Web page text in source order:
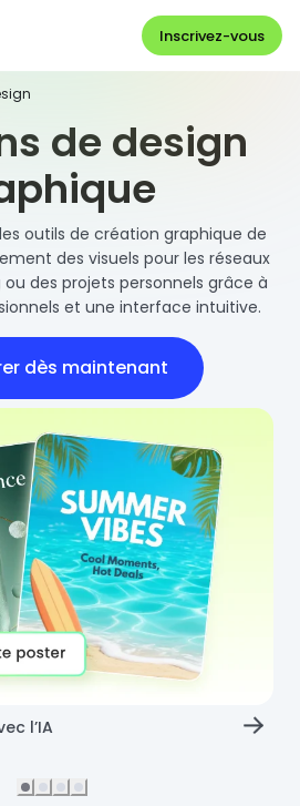
Inscrivez-vous
de design
outils de création graphique de
des visuels pour les réseaux
des projets personnels grâce à
et une interface intuitive.
dès maintenant
l’IA